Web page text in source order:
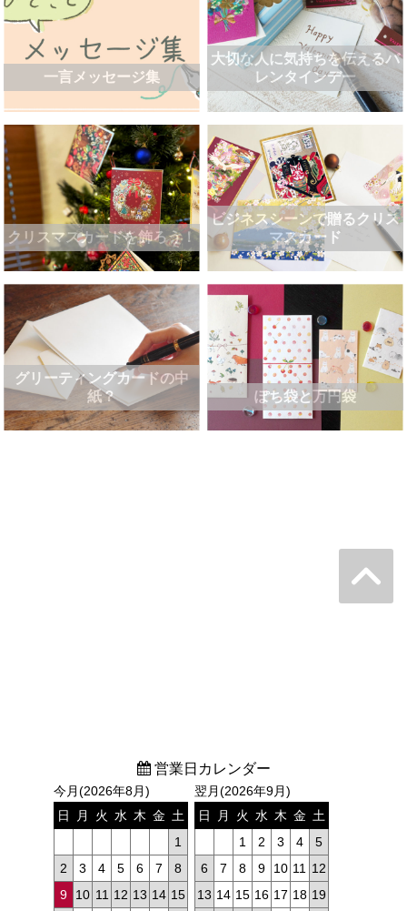
一言メッセージ集
大切な人に気持ちを伝えるバ
レンタインデー
クリスマスカードを飾ろう！
ビジネスシーンで贈るクリス
マスカード
グリーティングカードの中
紙？
ぽち袋と万円袋
営業日カレンダー
今月(2026年8月)
日
月 火 水 木 金 土
1
2
3 4 5 6 7
8
9
10 11 12 13 14 15
翌月(2026年9月)
日
月 火 水 木 金 土
1
2 3 4
5
6
7 8 9 10 11
12
13 14 15 16 17 18 19